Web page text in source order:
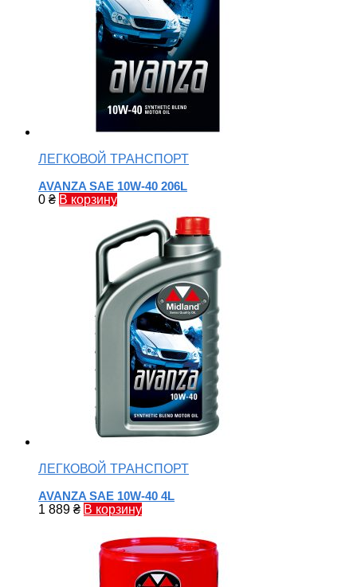
ЛЕГКОВОЙ ТРАНСПОРТ
AVANZA SAE 10W-40 206L
0 ₴ В корзину
ЛЕГКОВОЙ ТРАНСПОРТ
AVANZA SAE 10W-40 4L
1 889 ₴ В корзину